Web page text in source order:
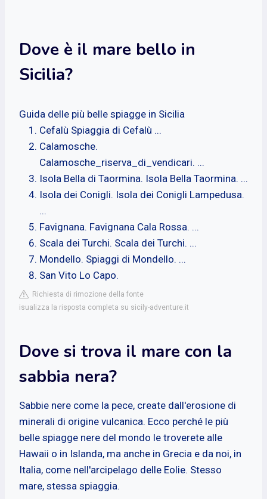
Dove è il mare bello in
Sicilia?
Guida delle più belle spiagge in Sicilia
Cefalù Spiaggia di Cefalù ...
Calamosche.
Calamosche_riserva_di_vendicari. ...
Isola Bella di Taormina. Isola Bella Taormina. ...
Isola dei Conigli. Isola dei Conigli Lampedusa.
...
Favignana. Favignana Cala Rossa. ...
Scala dei Turchi. Scala dei Turchi. ...
Mondello. Spiaggi di Mondello. ...
San Vito Lo Capo.
Richiesta di rimozione della fonte
isualizza la risposta completa su sicily-adventure.it
Dove si trova il mare con la
sabbia nera?
Sabbie nere come la pece, create dall'erosione di
minerali di origine vulcanica. Ecco perché le più
belle spiagge nere del mondo le troverete alle
Hawaii o in Islanda, ma anche in Grecia e da noi, in
Italia, come nell'arcipelago delle Eolie. Stesso
mare, stessa spiaggia.